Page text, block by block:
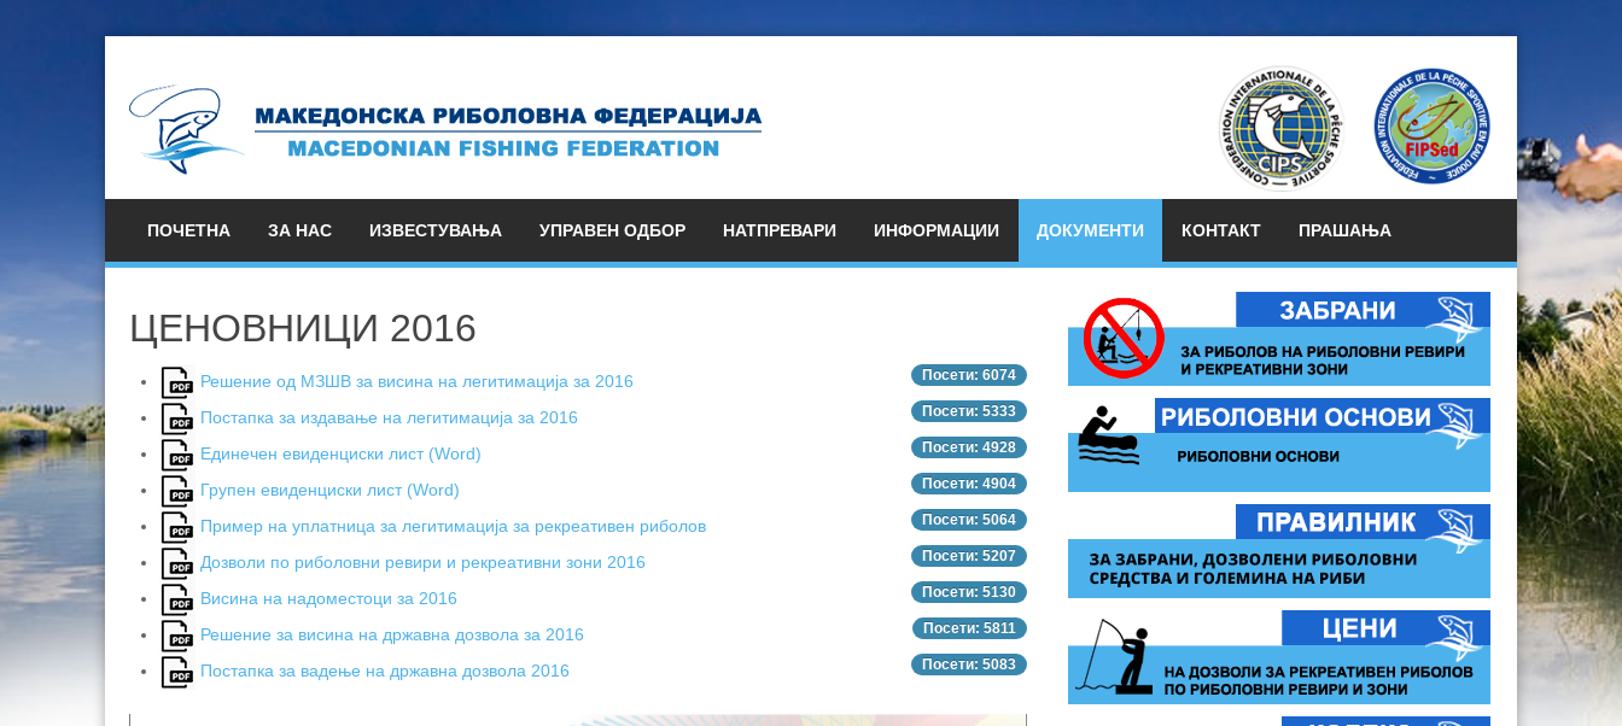
ПОЧЕТНА ЗА НАС ИЗВЕСТУВАЊА УПРАВЕН ОДБОР НАТПРЕВАРИ ИНФОРМАЦИИ ДОКУМЕНТИ КОНТАКТ ПРАШАЊА
ЦЕНОВНИЦИ 2016
Посети: 6074
Решение од МЗШВ за висина на легитимација за 2016
Посети: 5333
Постапка за издавање на легитимација за 2016
Посети: 4928
Единечен евиденциски лист (Word)
Посети: 4904
Групен евиденциски лист (Word)
Посети: 5064
Пример на уплатница за легитимација за рекреативен риболов
Посети: 5207
Дозволи по риболовни ревири и рекреативни зони 2016
Посети: 5130
Висина на надоместоци за 2016
Посети: 5811
Решение за висина на државна дозвола за 2016
Посети: 5083
Постапка за вадење на државна дозвола 2016